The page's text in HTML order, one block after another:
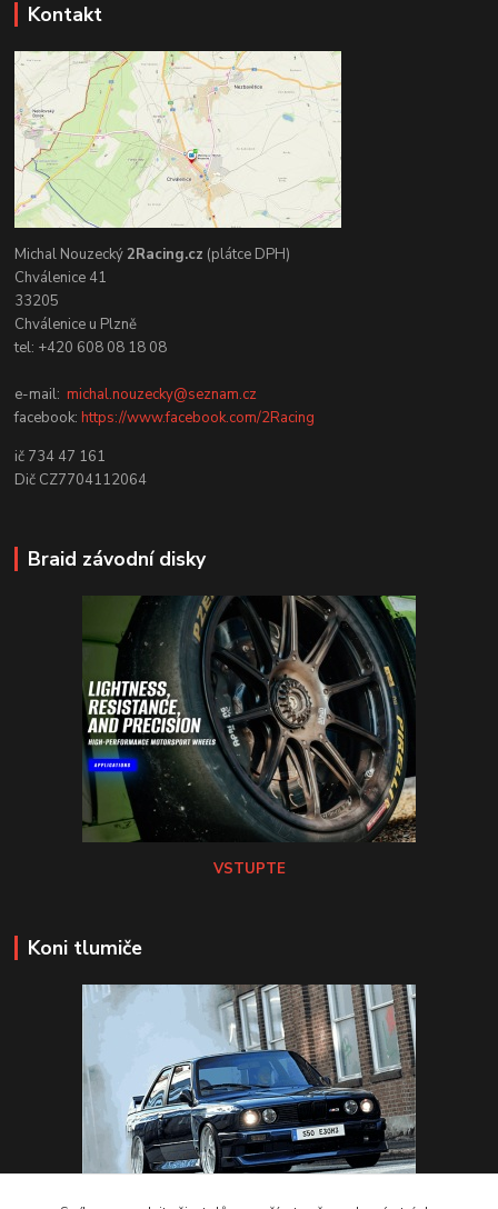
Kontakt
Michal Nouzecký2Racing.cz (plátce DPH)
Chválenice 41
33205
Chválenice u Plzně
tel: +420 608 08 18 08
e-mail:michal.nouzecky@seznam.cz
facebook:https://www.facebook.com/2Racing
ič 734 47 161
Dič CZ7704112064
Braid závodní disky
VSTUPTE
Koni tlumiče